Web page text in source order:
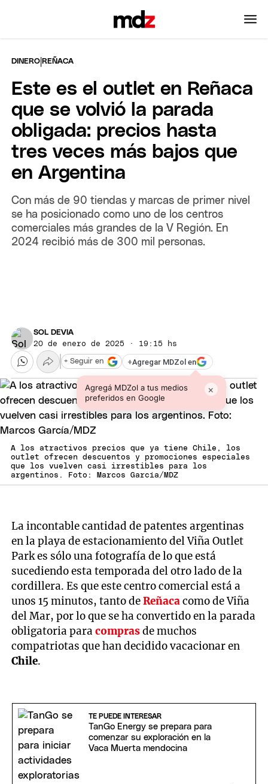
DINERO |REÑACA
Este es el outlet en Reñaca
que se volvió la parada
obligada: precios hasta
tres veces más bajos que
en Argentina
Con más de 90 tiendas y marcas de primer nivel
se ha posicionado como uno de los centros
comerciales más grandes de la V Región. En
2024 recibió más de 300 mil personas.
SOL DEVIA
20 de enero de 2025 · 19:15 hs
+Agregar MDZol en
Agregá MDZol a tus medios
preferidos en Google
×
+ Seguir en
A los atractivos precios que ya tiene Chile, los
outlet ofrecen descuentos y promociones especiales
que los vuelven casi irrestibles para los
argentinos. Foto: Marcos García/MDZ
La incontable cantidad de patentes argentinas
en la playa de estacionamiento del Viña Outlet
Park es sólo una fotografía de lo que está
sucediendo esta temporada del otro lado de la
cordillera. Es que este centro comercial está a
unos 15 minutos, tanto deReñacacomo de Viña
del Mar, por lo que se ha convertido en la parada
obligatoria paracomprasde muchos
compatriotas que han decidido vacacionar en
Chile.
TE PUEDE INTERESAR
TanGo Energy se prepara para
comenzar su exploración en la
Vaca Muerta mendocina